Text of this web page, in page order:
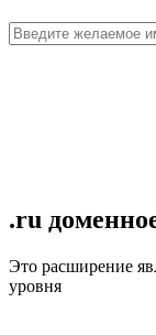
.ru
Это расширение
уровня